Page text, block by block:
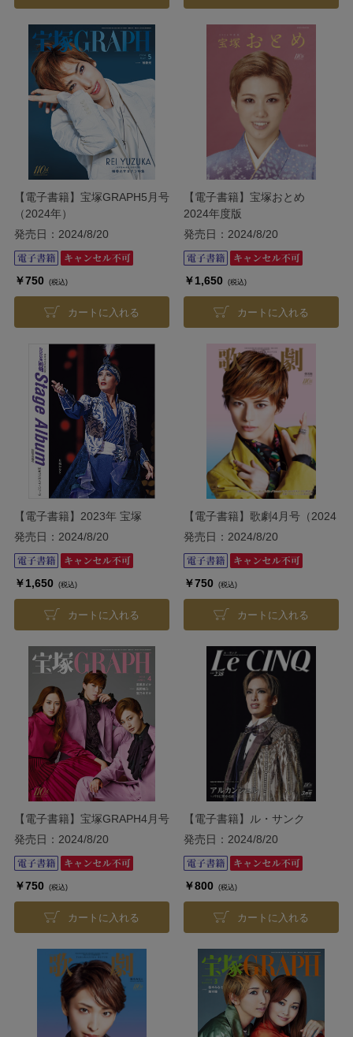
【電子書籍】宝塚GRAPH5月号
（2024年）
発売日：2024/8/20
￥750 (税込)
カートに入れる
【電子書籍】宝塚おとめ
2024年度版
発売日：2024/8/20
￥1,650 (税込)
カートに入れる
【電子書籍】2023年 宝塚
Stage Album（2024年発行）
発売日：2024/8/20
￥1,650 (税込)
カートに入れる
【電子書籍】歌劇4月号（2024
年）
発売日：2024/8/20
￥750 (税込)
カートに入れる
【電子書籍】宝塚GRAPH4月号
（2024年）
発売日：2024/8/20
￥750 (税込)
カートに入れる
【電子書籍】ル・サンク
Vol.238『アルカンシェル』＜
発売日：2024/8/20
￥800 (税込)
カートに入れる